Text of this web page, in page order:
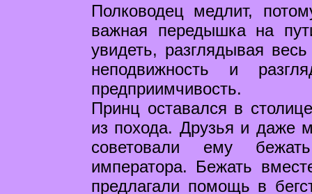
Полководец медлит,
важная передышка на
увидеть, разглядывая
неподвижность и
предприимчивость.
Принц оставался в
из похода. Друзья и даже
советовали ему
императора. Бежать
предлагали помощь в